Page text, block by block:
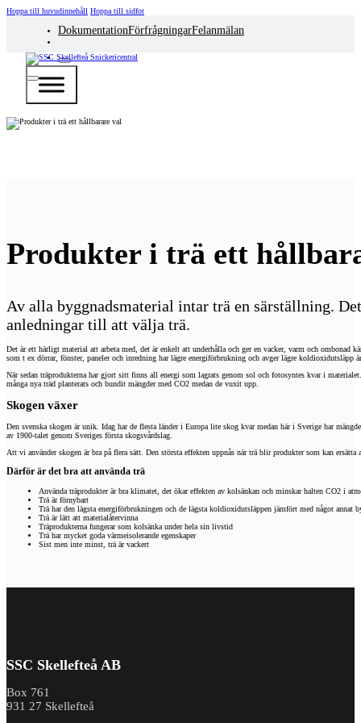
Hoppa till huvudinnehåll Hoppa till sidfot
DokumentationFörfrågningarFelanmälan
Produkter i trä ett
Av alla byggnadsmaterial intar trä en särställning.
anledningar till att välja trä.
Det är ett härligt material att arbeta med, det är enkelt att underhålla och ger en vacker, varm och
som t ex dörrar, fönster, paneler och inredning har lägre energiförbrukning och avger lägre
När sedan träprodukterna har gjort sitt finns all energi som lagrats genom sol och fotosyntes kvar i
många nya träd planterats och bundit mängder med CO2 medan de vuxit upp.
Skogen växer
Den svenska skogen är unik. Idag har de flesta länder i Europa lite skog kvar medan här i Sverige har
av 1900­-talet genom Sveriges första skogsvårdslag.
Att vi använder skogen är bra på flera sätt. Den största effekten uppnås när trä blir produkter som kan
Därför är det bra att använda trä
Använda träprodukter är bra klimatet, det ökar effekten av kolsänkan och minskar halten CO2 i
Trä är förnybart
Trä har den lägsta energiförbrukningen och de lägsta koldioxidutsläppen jämfört med något annat
Trä är lätt att materialåtervinna
Träprodukterna fungerar som kolsänka under hela sin livstid
Trä har mycket goda värmeisolerande egenskaper
Sist men inte minst, trä är vackert
SSC Skellefteå AB
Box 761
931 27 Skellefteå